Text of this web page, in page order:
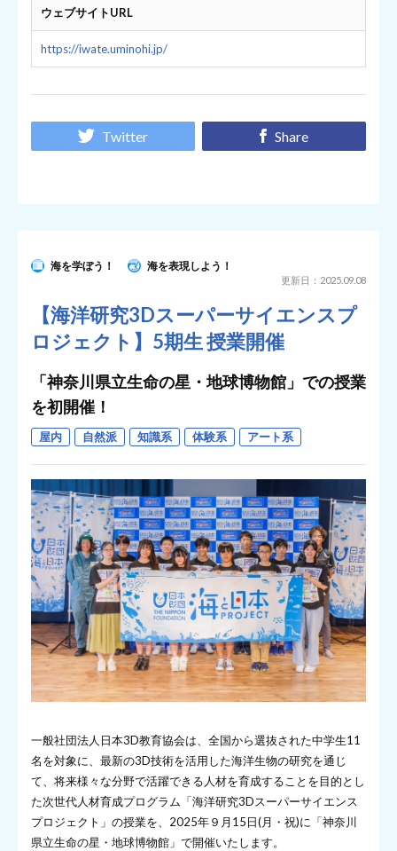
ウェブサイトURL
https://iwate.uminohi.jp/
Twitter Share
海を学ぼう！ 海を表現しよう！
更新日：2025.09.08
【海洋研究3Dスーパーサイエンスプ
ロジェクト】5期生 授業開催
「神奈川県立生命の星・地球博物館」での授業
を初開催！
屋内 自然派 知識系 体験系 アート系
一般社団法人日本3D教育協会は、全国から選抜された中学生11
名を対象に、最新の3D技術を活用した海洋生物の研究を通じ
て、将来様々な分野で活躍できる人材を育成することを目的とし
た次世代人材育成プログラム「海洋研究3Dスーパーサイエンス
プロジェクト」の授業を、2025年９月15日(月・祝)に「神奈川
県立生命の星・地球博物館」で開催いたします。